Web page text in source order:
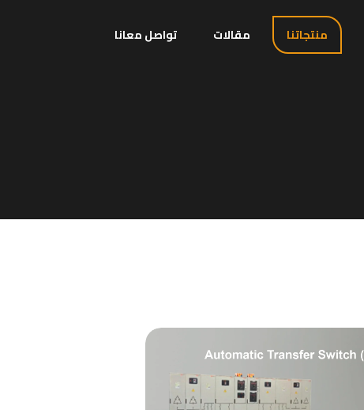
منتجاتنا مقالات تواصل معانا